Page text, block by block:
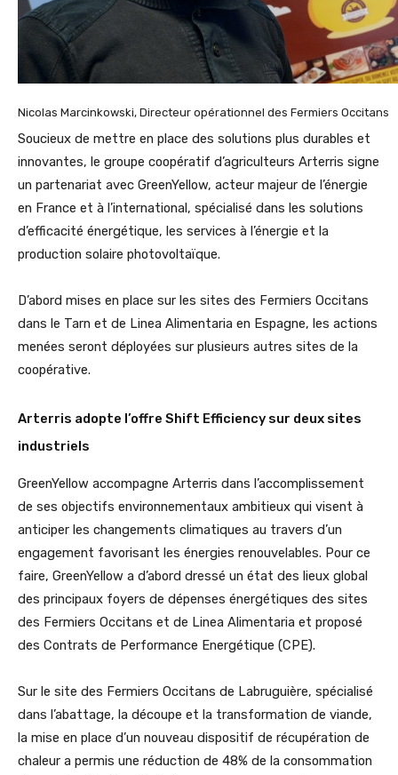
Nicolas Marcinkowski, Directeur opérationnel des Fermiers Occitans
Soucieux de mettre en place des solutions plus durables et
innovantes, le groupe coopératif d’agriculteurs Arterris signe
un partenariat avec GreenYellow, acteur majeur de l’énergie
en France et à l’international, spécialisé dans les solutions
d’efficacité énergétique, les services à l’énergie et la
production solaire photovoltaïque.
D’abord mises en place sur les sites des Fermiers Occitans
dans le Tarn et de Linea Alimentaria en Espagne, les actions
menées seront déployées sur plusieurs autres sites de la
coopérative.
Arterris adopte l’offre Shift Efficiency sur deux sites
industriels
GreenYellow accompagne Arterris dans l’accomplissement
de ses objectifs environnementaux ambitieux qui visent à
anticiper les changements climatiques au travers d’un
engagement favorisant les énergies renouvelables. Pour ce
faire, GreenYellow a d’abord dressé un état des lieux global
des principaux foyers de dépenses énergétiques des sites
des Fermiers Occitans et de Linea Alimentaria et proposé
des Contrats de Performance Energétique (CPE).
Sur le site des Fermiers Occitans de Labruguière, spécialisé
dans l’abattage, la découpe et la transformation de viande,
la mise en place d’un nouveau dispositif de récupération de
chaleur a permis une réduction de 48% de la consommation